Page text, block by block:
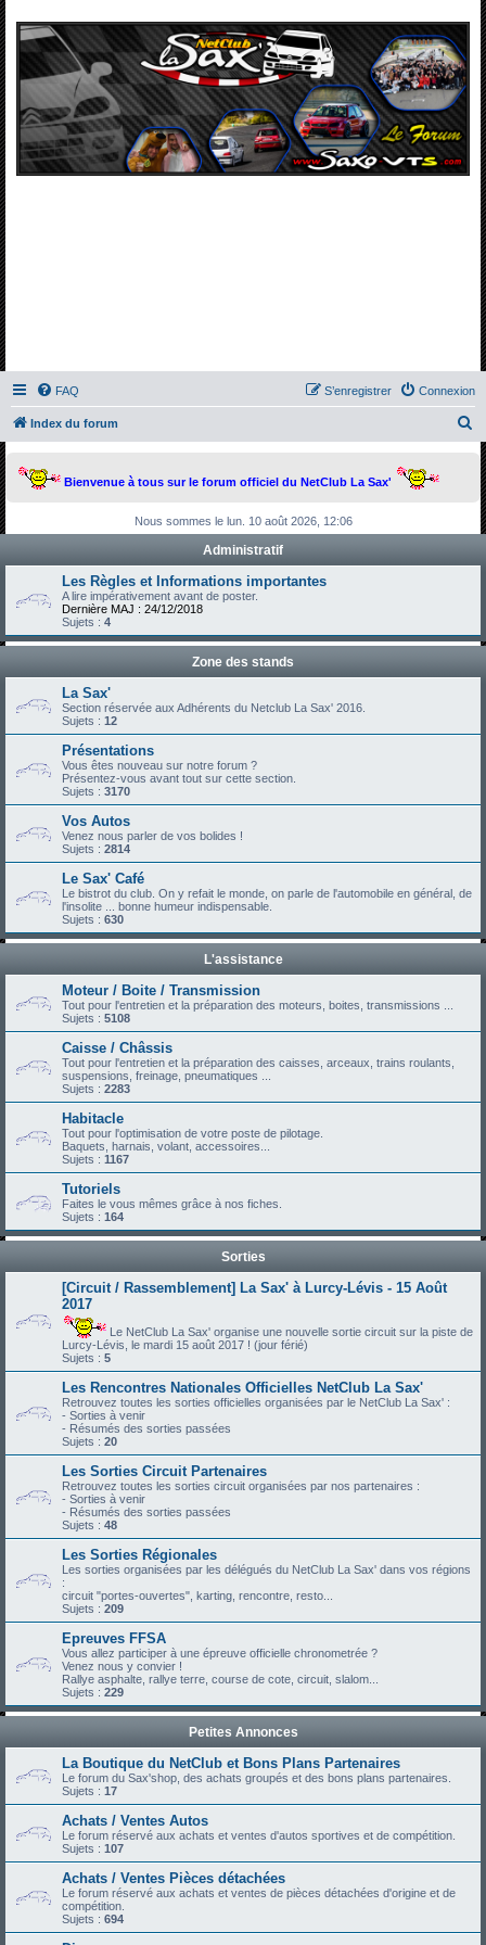
FAQ Connexion
S’enregistrer
Index du forum
Bienvenue à tous sur le forum officiel du NetClub La Sax'
Nous sommes le lun. 10 août 2026, 12:06
Administratif
Les Règles et Informations importantes
A lire impérativement avant de poster.
Dernière MAJ : 24/12/2018
Sujets : 4
Zone des stands
La Sax'
Section réservée aux Adhérents du Netclub La Sax' 2016.
Sujets : 12
Présentations
Vous êtes nouveau sur notre forum ?
Présentez-vous avant tout sur cette section.
Sujets : 3170
Vos Autos
Venez nous parler de vos bolides !
Sujets : 2814
Le Sax' Café
Le bistrot du club. On y refait le monde, on parle de l'automobile en général, de
l'insolite ... bonne humeur indispensable.
Sujets : 630
L'assistance
Moteur / Boite / Transmission
Tout pour l'entretien et la préparation des moteurs, boites, transmissions ...
Sujets : 5108
Caisse / Châssis
Tout pour l'entretien et la préparation des caisses, arceaux, trains roulants,
suspensions, freinage, pneumatiques ...
Sujets : 2283
Habitacle
Tout pour l'optimisation de votre poste de pilotage.
Baquets, harnais, volant, accessoires...
Sujets : 1167
Tutoriels
Faites le vous mêmes grâce à nos fiches.
Sujets : 164
Sorties
[Circuit / Rassemblement] La Sax' à Lurcy-Lévis - 15 Août
2017
Le NetClub La Sax' organise une nouvelle sortie circuit sur la piste de
Lurcy-Lévis, le mardi 15 août 2017 ! (jour férié)
Sujets : 5
Les Rencontres Nationales Officielles NetClub La Sax'
Retrouvez toutes les sorties officielles organisées par le NetClub La Sax' :
- Sorties à venir
- Résumés des sorties passées
Sujets : 20
Les Sorties Circuit Partenaires
Retrouvez toutes les sorties circuit organisées par nos partenaires :
- Sorties à venir
- Résumés des sorties passées
Sujets : 48
Les Sorties Régionales
Les sorties organisées par les délégués du NetClub La Sax' dans vos régions
:
circuit "portes-ouvertes", karting, rencontre, resto...
Sujets : 209
Epreuves FFSA
Vous allez participer à une épreuve officielle chronometrée ?
Venez nous y convier !
Rallye asphalte, rallye terre, course de cote, circuit, slalom...
Sujets : 229
Petites Annonces
La Boutique du NetClub et Bons Plans Partenaires
Le forum du Sax'shop, des achats groupés et des bons plans partenaires.
Sujets : 17
Achats / Ventes Autos
Le forum réservé aux achats et ventes d'autos sportives et de compétition.
Sujets : 107
Achats / Ventes Pièces détachées
Le forum réservé aux achats et ventes de pièces détachées d'origine et de
compétition.
Sujets : 694